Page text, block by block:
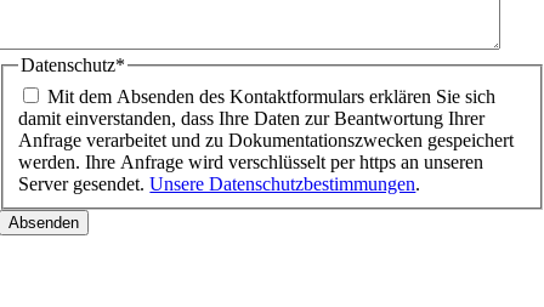
Datenschutz*
Mit dem Absenden des Kontaktformulars erklären Sie sich
damit einverstanden, dass Ihre Daten zur Beantwortung Ihrer
Anfrage verarbeitet und zu Dokumentationszwecken gespeichert
werden. Ihre Anfrage wird verschlüsselt per https an unseren
Server gesendet.Unsere Datenschutzbestimmungen.